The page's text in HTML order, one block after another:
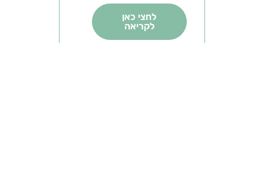
לחצי כאן
לקריאה